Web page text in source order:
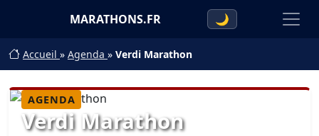
MARATHONS.FR 🌙
Accueil » Agenda » Verdi Marathon
AGENDA
Verdi Marathon